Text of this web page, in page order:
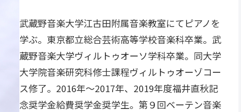
武蔵野音楽大学江古田附属音楽教室にてピアノを
学ぶ。東京都立総合芸術高等学校音楽科卒業。武
蔵野音楽大学ヴィルトゥオーソ学科卒業。同大学
大学院音楽研究科修士課程ヴィルトゥオーゾコー
ス修了。2016年〜2017年、2019年度福井直秋記
念奨学金給費奨学金奨学生。第９回ベーテン音楽